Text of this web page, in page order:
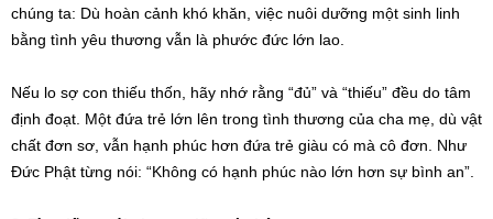
chúng ta: Dù hoàn cảnh khó khăn, việc nuôi dưỡng một sinh linh
bằng tình yêu thương vẫn là phước đức lớn lao.
Nếu lo sợ con thiếu thốn, hãy nhớ rằng “đủ” và “thiếu” đều do tâm
định đoạt. Một đứa trẻ lớn lên trong tình thương của cha mẹ, dù vật
chất đơn sơ, vẫn hạnh phúc hơn đứa trẻ giàu có mà cô đơn. Như
Đức Phật từng nói: “Không có hạnh phúc nào lớn hơn sự bình an”.